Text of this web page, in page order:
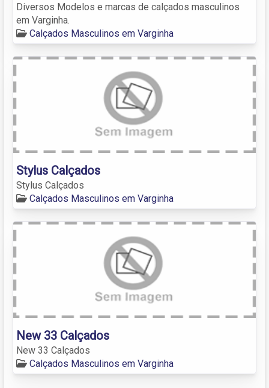
Diversos Modelos e marcas de calçados masculinos
em Varginha.
Calçados Masculinos em Varginha
Stylus Calçados
Stylus Calçados
Calçados Masculinos em Varginha
New 33 Calçados
New 33 Calçados
Calçados Masculinos em Varginha